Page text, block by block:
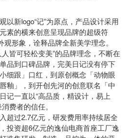
以新logo“记”为原点，产品设计采用
素的横来创意呈现品牌的超级符
形象，诠释品牌全新美学理念。
皆可轻松变美”的品牌理念，不断在
品到口碑品牌，完美日记没有停下
细跟」口红，到原创概念「动物眼
釉」，到开创先河的创意联名「中
记一直以“高品质，精设计，易上
费者的信任。
超过2.7亿元，研发费用率持续居全
投资超6亿元的逸仙电商首座工厂逸